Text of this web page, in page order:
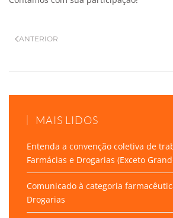
ANTERIOR
MAIS LIDOS
Entenda a convenção coletiva de
Farmácias e Drogarias (Exceto
Comunicado à categoria
Drogarias